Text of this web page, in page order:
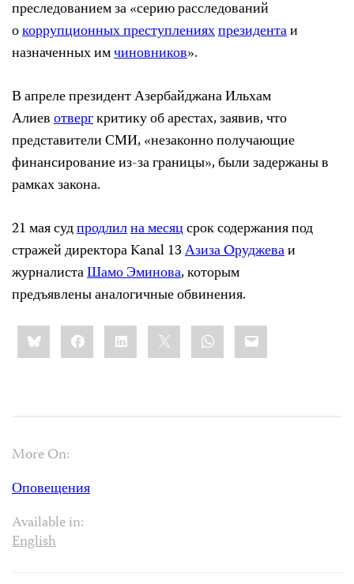
преследованием за «серию расследований
окоррупционных преступленияхпрезидентаи
назначенных имчиновников».
В апреле президент Азербайджана Ильхам
Алиевотвергкритику об арестах, заявив, что
представители СМИ, «незаконно получающие
финансирование из-за границы», были задержаны в
рамках закона.
21 мая судпродлилна месяцсрок содержания под
стражей директора Kanal 13Азиза Oруджеваи
журналистаШамо Эминова, которым
предъявлены аналогичные обвинения.
Share
this:BlueskyFacebookLinkedIn WhatsApp
Email
More On:
Оповещения
Available in:
English